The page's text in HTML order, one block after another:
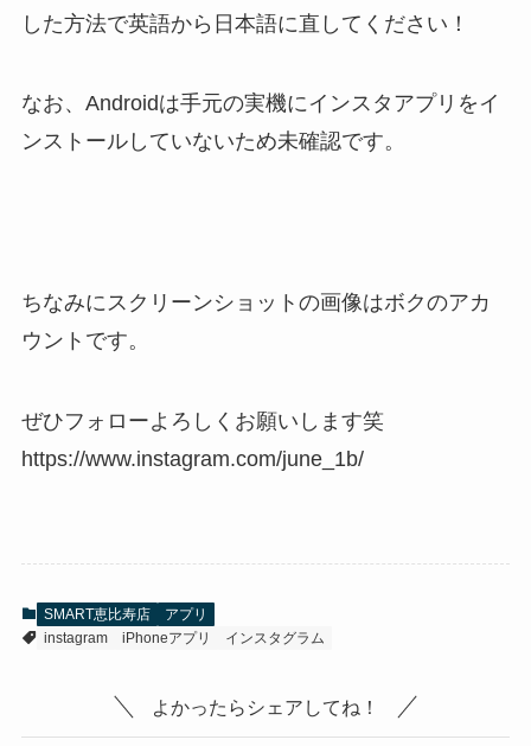
した方法で英語から日本語に直してください！
なお、Androidは手元の実機にインスタアプリをイ
ンストールしていないため未確認です。
ちなみにスクリーンショットの画像はボクのアカ
ウントです。
ぜひフォローよろしくお願いします笑
https://www.instagram.com/june_1b/
SMART恵比寿店
アプリ
instagram
iPhoneアプリ インスタグラム
よかったらシェアしてね！